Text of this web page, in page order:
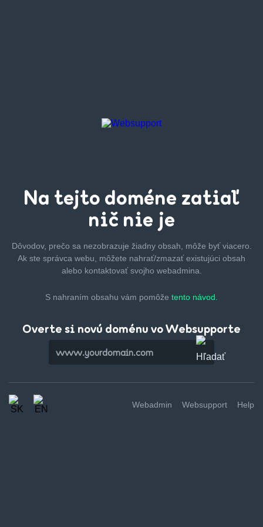
Na tejto doméne zatiaľ
nič nie je
Dôvodov, prečo sa nezobrazuje žiadny obsah, môže byťviacero.
Ak ste správca webu, môžete nahrať/zmazaťexistujúci obsah
alebo kontaktovať svojho webadmina.
S nahraním obsahu vám pomôže tento návod.
Overte si novú doménu vo Websupporte
Webadmin Websupport Help